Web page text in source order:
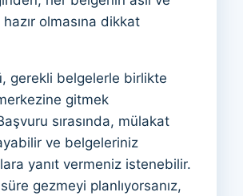
olmasına dikkat
gerekli belgelerle birlikte
gitmek
sırasında, mülakat
ve belgeleriniz
yanıt vermeniz istenebilir.
gezmeyi planlıyorsanız,